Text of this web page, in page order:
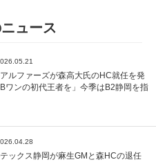
ュース
ルファーズが森高大氏のHC就任を発
ワンの初代王者を」今季はB2静岡を指
ックス静岡が麻生GMと森HCの退任